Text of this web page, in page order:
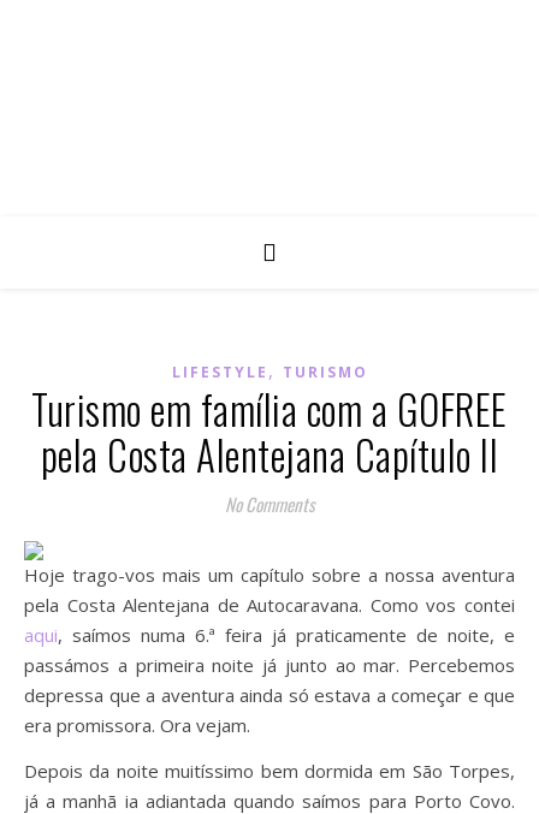
LIFESTYLE , TURISMO
Turismo em família com a GOFREE
pela Costa Alentejana Capítulo II
No Comments
Hoje trago-vos mais um capítulo sobre a nossa aventura
pela Costa Alentejana de Autocaravana. Como vos contei
aqui, saímos numa 6.ª feira já praticamente de noite, e
passámos a primeira noite já junto ao mar. Percebemos
depressa que a aventura ainda só estava a começar e que
era promissora. Ora vejam.
Depois da noite muitíssimo bem dormida em São Torpes,
já a manhã ia adiantada quando saímos para Porto Covo.